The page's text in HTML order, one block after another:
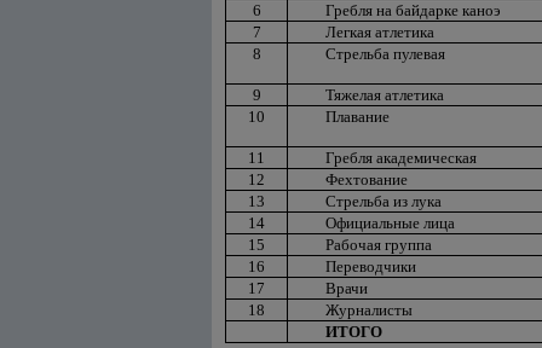
6
Гребля на байдарке каноэ
7
Легкая атлетика
8
Стрельба пулевая
9
Тяжелая атлетика
10
Плавание
11
Гребля академическая
12
Фехтование
13
Стрельба из лука
14
Официальные лица
15
Рабочая группа
16
Переводчики
17
Врачи
18
Журналисты
ИТОГО